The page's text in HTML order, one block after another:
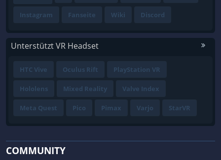
Instagram Fanseite Wiki Discord
Unterstützt VR Headset
HTC Vive Oculus Rift PlayStation VR
Hololens Mixed Reality Valve Index
Meta Quest Pico Pimax Varjo StarVR
COMMUNITY